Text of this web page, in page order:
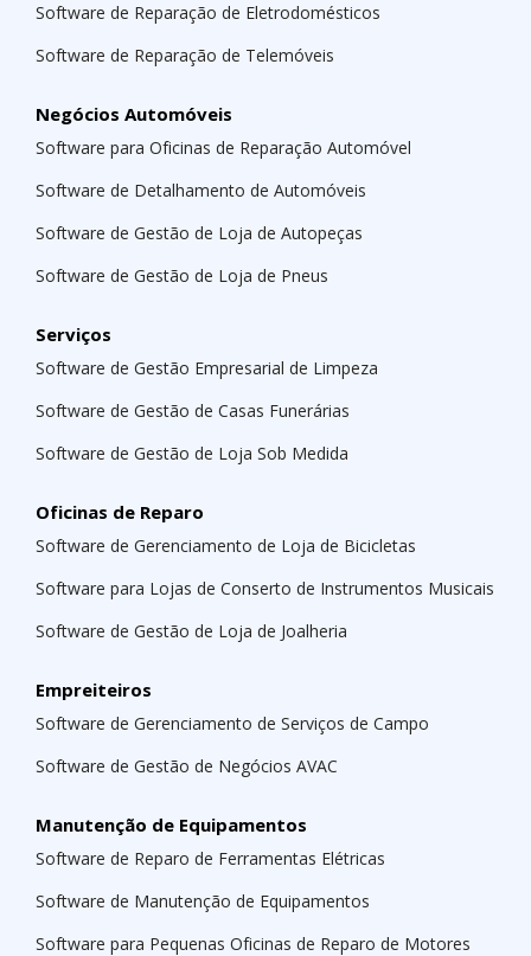
Software de Reparação de Eletrodomésticos
Software de Reparação de Telemóveis
Negócios Automóveis
Software para Oficinas de Reparação Automóvel
Software de Detalhamento de Automóveis
Software de Gestão de Loja de Autopeças
Software de Gestão de Loja de Pneus
Serviços
Software de Gestão Empresarial de Limpeza
Software de Gestão de Casas Funerárias
Software de Gestão de Loja Sob Medida
Oficinas de Reparo
Software de Gerenciamento de Loja de Bicicletas
Software para Lojas de Conserto de Instrumentos Musicais
Software de Gestão de Loja de Joalheria
Empreiteiros
Software de Gerenciamento de Serviços de Campo
Software de Gestão de Negócios AVAC
Manutenção de Equipamentos
Software de Reparo de Ferramentas Elétricas
Software de Manutenção de Equipamentos
Software para Pequenas Oficinas de Reparo de Motores